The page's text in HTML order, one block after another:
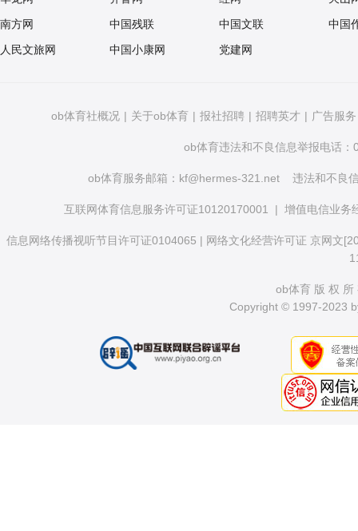
南方网
中国残联 中国文联
中国
人民文旅网
中国小康网 党建网
ob体育社概况 | 关于ob体育 | 报社招聘 | 招聘英才 | 广告服务
ob体育违法和不良信息举报电话
ob体育服务邮箱： kf@hermes-321.net 违法和不良
互联网体育信息服务许可证10120170001 | 增值电信业务
信息网络传播视听节目许可证0104065 | 网络文化经营许可证 京网文
ob体育 版 权 所
Copyright © 1997-2023